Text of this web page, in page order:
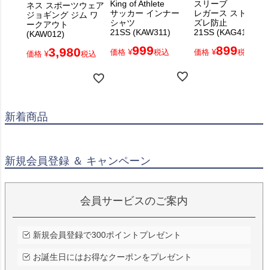
ネス スポーツウェア
ジョギング ジム ワ
ークアウト
(KAW012)
価格 ¥3,980税込
King of Athlete
サッカー インナー
シャツ
21SS (KAW311)
価格 ¥999税込
スリーブ
レガース ストッパ
ズレ防止
21SS (KAG411)
価格 ¥899税込
新着商品
新規会員登録 ＆ キャンペーン
会員サービスのご案内
新規会員登録で300ポイントプレゼント
お誕生日にはお得なクーポンをプレゼント